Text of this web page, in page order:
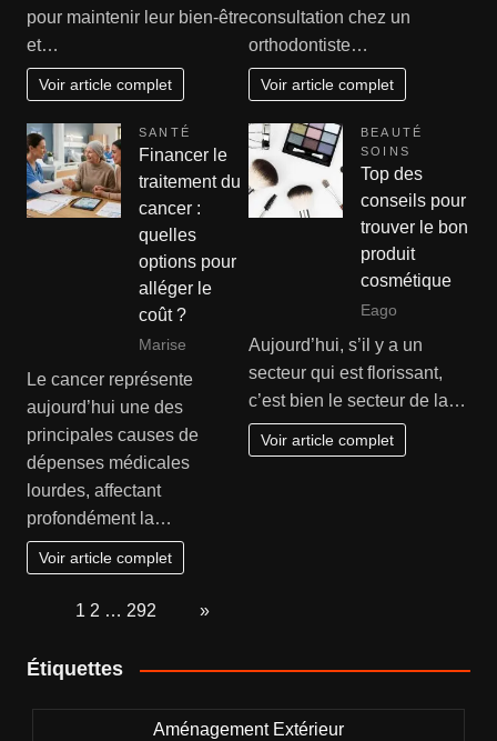
pour maintenir leur bien-être
et…
Voir article complet
consultation chez un
orthodontiste…
Voir article complet
SANTÉ
Financer le
traitement du
cancer :
quelles
options pour
alléger le
coût ?
Marise
Le cancer représente
aujourd’hui une des
principales causes de
dépenses médicales
lourdes, affectant
profondément la…
Voir article complet
BEAUTÉ
SOINS
Top des
conseils pour
trouver le bon
produit
cosmétique
Eago
Aujourd’hui, s’il y a un
secteur qui est florissant,
c’est bien le secteur de la…
Voir article complet
1 2 … 292 »
Étiquettes
Aménagement Extérieur